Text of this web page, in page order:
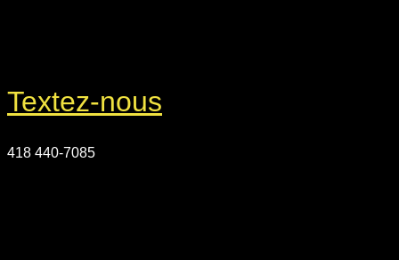
Textez-nous
418 440-7085